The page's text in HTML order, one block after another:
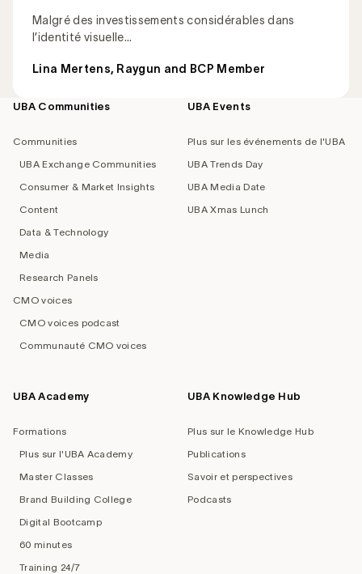
Malgré des investissements considérables dans
l’identité visuelle...
Lina Mertens, Raygun and BCP Member
Footer
UBA Communities
Communities
UBA Exchange Communities
Consumer & Market Insights
Content
Data & Technology
Media
Research Panels
CMO voices
CMO voices podcast
Communauté CMO voices
UBA Events
Plus sur les événements de l'UBA
UBA Trends Day
UBA Media Date
UBA Xmas Lunch
UBA Academy
Formations
Plus sur l'UBA Academy
Master Classes
Brand Building College
Digital Bootcamp
60 minutes
Training 24/7
UBA Knowledge Hub
Plus sur le Knowledge Hub
Publications
Savoir et perspectives
Podcasts